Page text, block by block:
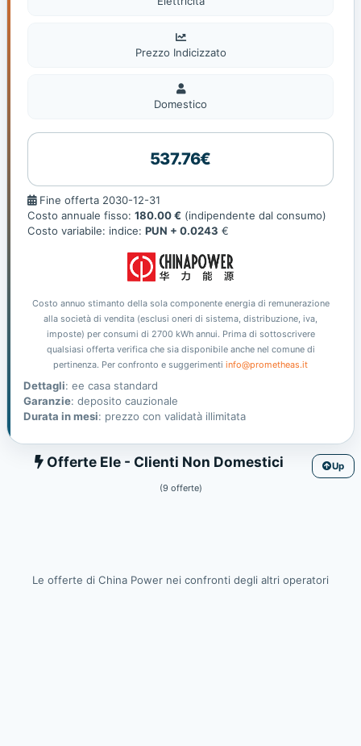
Prezzo Indicizzato
Domestico
Domestico
537.76€
Fine
offerta
Fine offerta 2030-12-31
Costo annuale fisso: 180.00 € (indipendente dal consumo)
Costo variabile: indice: PUN + 0.0243 €
Costo annuo stimanto della sola componente energia di remunerazione
alla società di vendita (esclusi oneri di sistema, distribuzione, iva,
imposte) per consumi di 2700 kWh annui. Prima di sottoscrivere
qualsiasi offerta verifica che sia disponibile anche nel comune di
pertinenza. Per confronto e suggerimenti info@prometheas.it
Dettagli: ee casa standard
Garanzie: deposito cauzionale
Durata in mesi: prezzo con validatà illimitata
Ele
Offerte Ele - Clienti Non Domestici
Up
(9 offerte)
Le offerte di China Power nei confronti degli altri operatori